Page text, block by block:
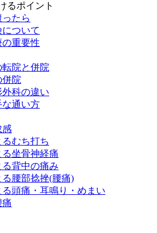
るポイント
たら
ついて
重要性
院と併院
併院
科の違い
な通い方
感
むち打ち
坐骨神経痛
背中の痛み
腰部捻挫(腰痛)
頭痛・耳鳴り・めまい
痛